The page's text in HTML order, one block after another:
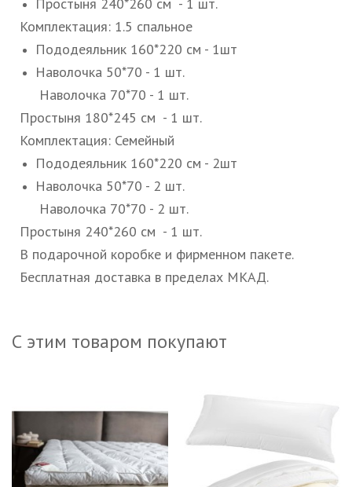
Комплектация: 1.5 спальное
Пододеяльник 160*220 см - 1шт
Наволочка 50*70 - 1 шт.
Наволочка 70*70 - 1 шт.
Простыня 180*245 см - 1 шт.
Комплектация: Семейный
Пододеяльник 160*220 см - 2шт
Наволочка 50*70 - 2 шт.
Наволочка 70*70 - 2 шт.
Простыня 240*260 см - 1 шт.
В подарочной коробке и фирменном пакете.
Бесплатная доставка в пределах МКАД.
С этим товаром покупают